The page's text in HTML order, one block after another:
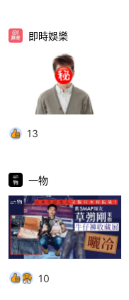
即時娛樂
13
一物
10